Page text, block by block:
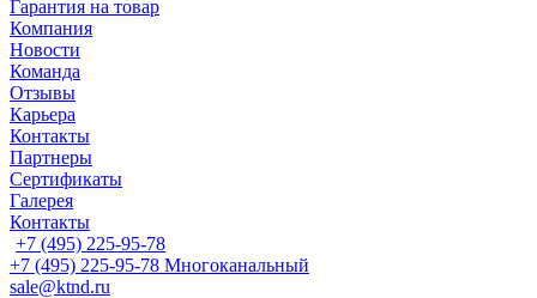
Гарантия на товар
Компания
Новости
Команда
Отзывы
Карьера
Контакты
Партнеры
Сертификаты
Галерея
Контакты
+7 (495) 225-95-78
+7 (495) 225-95-78 Многоканальный
sale@ktnd.ru